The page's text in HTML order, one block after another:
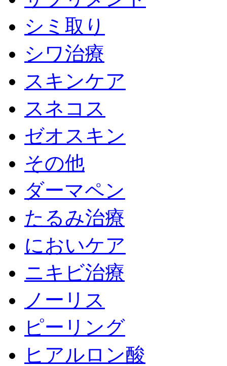
シミ取り
シワ治療
スキンケア
スネコス
ゼオスキン
その他
ダーマペン
たるみ治療
においケア
ニキビ治療
ノーリス
ピーリング
ヒアルロン酸